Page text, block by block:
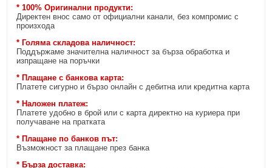
* 100% Оригинални продукти:
Директен внос само от официални канали, без компромис с
произхода
* Голяма складова наличност:
Поддържаме значителна наличност за бърза обработка и
изпращане на поръчки
* Плащане с банкова карта:
Платете сигурно и бързо онлайн с дебитна или кредитна карта
* Наложен платеж:
Платете удобно в брой или с карта директно на куриера при
получаване на пратката
* Плащане по банков път:
Възможност за плащане през банка
* Бърза доставка: